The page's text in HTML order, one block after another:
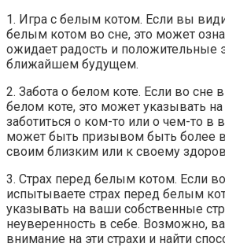
1. Игра с белым котом. Если вы
белым котом во сне, это может
ожидает радость и положительные
ближайшем будущем.
2. Забота о белом коте. Если во сне
белом коте, это может указывать
заботиться о ком-то или о чем-то в
может быть призывом быть более
своим близким или к своему
3. Страх перед белым котом. Если
испытываете страх перед белым
указывать на ваши собственные
неуверенность в себе. Возможно,
внимание на эти страхи и найти